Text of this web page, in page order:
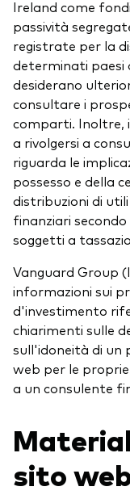
Ireland come
passività
registrate per la
determinati paesi
desiderano
consultare i
comparti. Inoltre,
a rivolgersi a
riguarda le
possesso e della
distribuzioni di
finanziari secondo
soggetti a
Vanguard Group
informazioni sui
d'investimento
chiarimenti sulle
sull'idoneità di
web per le
a un consulente
sito